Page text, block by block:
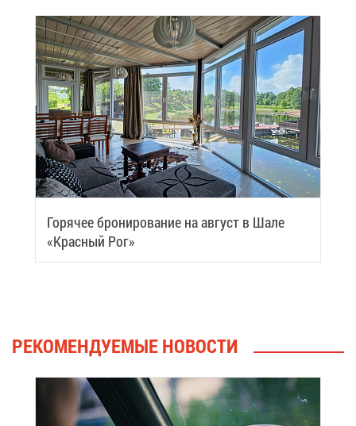
Го­ря­чее бро­ни­ро­ва­ние на ав­густ в Ша­ле
«Крас­ный Рог»
РЕ­КО­МЕН­ДУ­Е­МЫЕ НО­ВО­СТИ